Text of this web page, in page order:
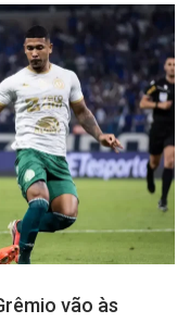
vão às